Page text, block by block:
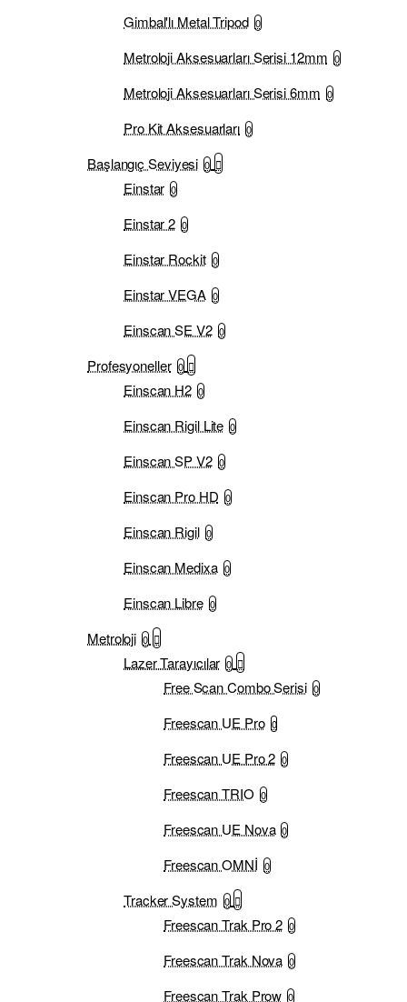
Gimbal'lı Metal Tripod 0
Metroloji Aksesuarları Serisi 12mm 0
Metroloji Aksesuarları Serisi 6mm 0
Pro Kit Aksesuarları 0
Başlangıç Seviyesi 0
Einstar 0
Einstar 2 0
Einstar Rockit 0
Einstar VEGA 0
Einscan SE V2 0
Profesyoneller 0
Einscan H2 0
Einscan Rigil Lite 0
Einscan SP V2 0
Einscan Pro HD 0
Einscan Rigil 0
Einscan Medixa 0
Einscan Libre 0
Metroloji 0
Lazer Tarayıcılar 0
Free Scan Combo Serisi 0
Freescan UE Pro 0
Freescan UE Pro 2 0
Freescan TRIO 0
Freescan UE Nova 0
Freescan OMNİ 0
Tracker System 0
Freescan Trak Pro 2 0
Freescan Trak Nova 0
Freescan Trak Prow 0